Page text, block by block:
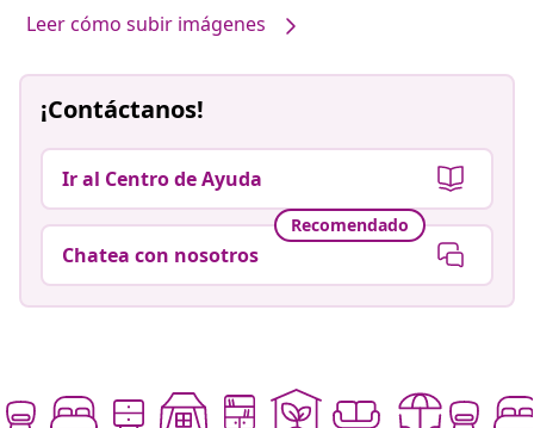
Leer cómo subir imágenes
¡Contáctanos!
Ir al Centro de Ayuda
Recomendado
Chatea con nosotros